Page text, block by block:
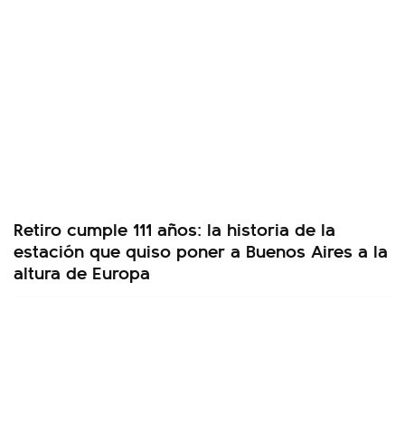
Retiro cumple 111 años: la historia de la
estación que quiso poner a Buenos Aires a la
altura de Europa